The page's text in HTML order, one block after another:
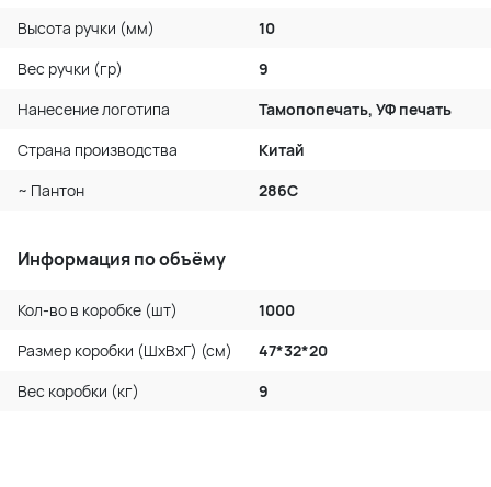
Высота ручки (мм)
10
Вес ручки (гр)
9
Нанесение логотипа
Тамопопечать, УФ печать
Страна производства
Китай
~ Пантон
286C
Информация по объёму
Кол-во в коробке (шт)
1000
Размер коробки (ШхВхГ) (см)
47*32*20
Вес коробки (кг)
9